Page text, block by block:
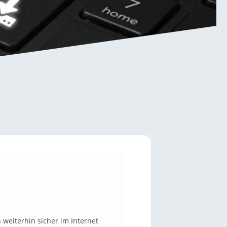
weiterhin sicher im Internet